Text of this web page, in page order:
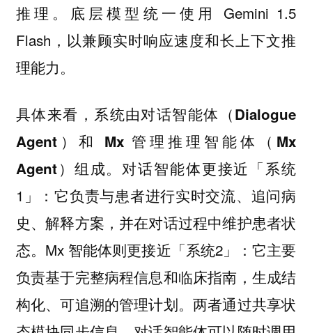
推理。 底层模型统一使用 Gemini 1.5
Flash，以兼顾实时响应速度和长上下文推
理能力。
具体来看， 系统由对话智能体（Dialogue
Agent）和 Mx 管理推理智能体（Mx
Agent）组成。 对话智能体更接近「系统
1」：它负责与患者进行实时交流、追问病
史、解释方案，并在对话过程中维护患者状
态。Mx 智能体则更接近「系统2」：它主要
负责基于完整病程信息和临床指南，生成结
构化、可追溯的管理计划。两者通过共享状